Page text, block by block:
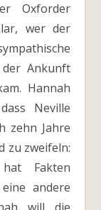
Oxforder
wer der
Ankunft
Hannah
Neville
zehn Jahre
zu zweifeln:
Fakten
andere